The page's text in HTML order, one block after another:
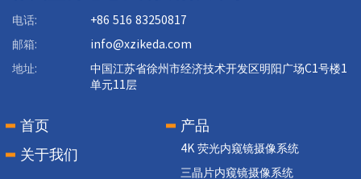
电话: +86 516 83250817
邮箱: info@xzikeda.com
地址:
中国江苏省徐州市经济技术开发区明阳广场C1号楼1
单元11层
首页
关于我们
产品
4K 荧光内窥镜摄像系统
三晶片内窥镜摄像系统